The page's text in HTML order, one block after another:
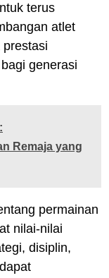
terus
atlet
generasi
Remaja yang
permainan
nilai-nilai
disiplin,